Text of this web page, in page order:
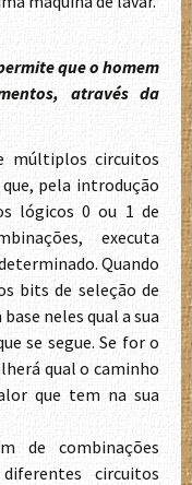
que o homem
através da
múltiplos circuitos
pela introdução
lógicos 0 ou 1 de
executa
Quando
bits de seleção de
neles qual a sua
se segue. Se for o
qual o caminho
que tem na sua
de combinações
circuitos